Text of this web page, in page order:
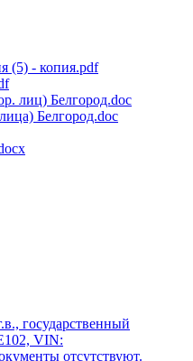
(5) - копия.pdf
лиц) Белгород.doc
Белгород.doc
государственный
VIN:
отсутствуют.